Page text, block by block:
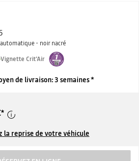
- noir nacré
Vignette Crit'Air
de livraison: 3 semaines *
*
la reprise de votre véhicule